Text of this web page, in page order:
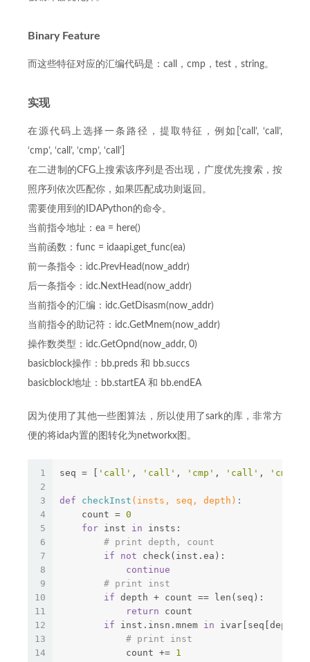
Binary Feature
而这些特征对应的汇编代码是：call，cmp，test，string。
实现
在源代码上选择一条路径，提取特征，例如[‘call’, ‘call’,
‘cmp’, ‘call’, ‘cmp’, ‘call’]
在二进制的CFG上搜索该序列是否出现，广度优先搜索，按
照序列依次匹配你，如果匹配成功则返回。
需要使用到的IDAPython的命令。
当前指令地址：ea = here()
当前函数：func = idaapi.get_func(ea)
前一条指令：idc.PrevHead(now_addr)
后一条指令：idc.NextHead(now_addr)
当前指令的汇编：idc.GetDisasm(now_addr)
当前指令的助记符：idc.GetMnem(now_addr)
操作数类型：idc.GetOpnd(now_addr, 0)
basicblock操作：bb.preds 和 bb.succs
basicblock地址：bb.startEA 和 bb.endEA
因为使用了其他一些图算法，所以使用了sark的库，非常方
便的将ida内置的图转化为networkx图。
1
2
3
4
5
6
7
8
9
10
11
12
13
14
seq = [ 'call' , 'call' , 'cmp' , 'call' , 'cmp'
def checkInst (insts, seq, depth) :
    count =
0
for inst in insts:
# print depth, count
if
not check(inst.ea):
continue
# print inst
if depth + count == len(seq):
return count
if inst.insn.mnem in ivar[seq[depth
# print inst
            count +=
1